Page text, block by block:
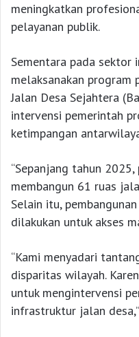
meningkatkan
pelayanan publik.
Sementara pada sektor
melaksanakan program
Jalan Desa Sejahtera
intervensi pemerintah
ketimpangan
“Sepanjang tahun
membangun 61 ruas
Selain itu,
dilakukan untuk akses
“Kami menyadari
disparitas wilayah.
untuk mengintervensi
infrastruktur jalan